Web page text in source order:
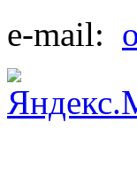
e-mail: